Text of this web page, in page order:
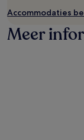
Accommodaties
Meer